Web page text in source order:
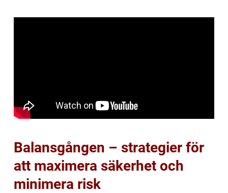
Balansgången – strategier för
att maximera säkerhet och
minimera risk